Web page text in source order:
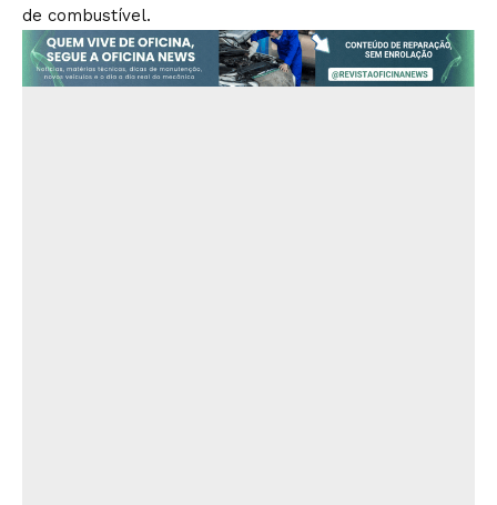
de combustível.